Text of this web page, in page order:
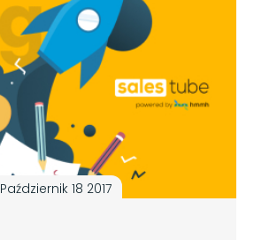
Październik 18 2017